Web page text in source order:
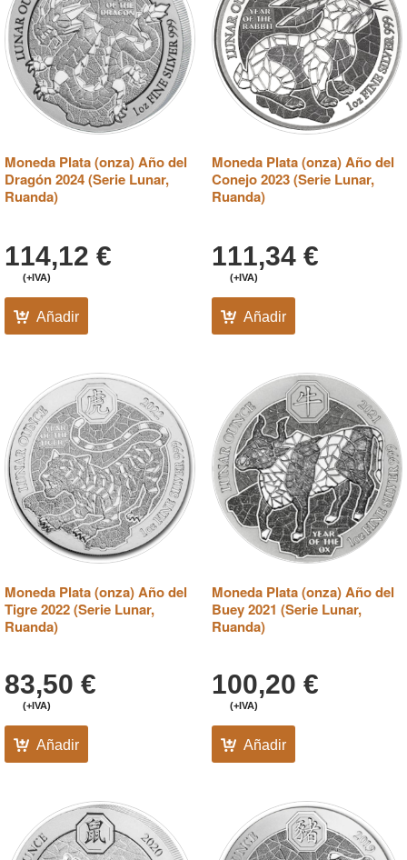
Moneda Plata (onza) Año del
Dragón 2024 (Serie Lunar,
Ruanda)
114,12 €
(+IVA)
Añadir
Moneda Plata (onza) Año del
Conejo 2023 (Serie Lunar,
Ruanda)
111,34 €
(+IVA)
Añadir
Moneda Plata (onza) Año del
Tigre 2022 (Serie Lunar,
Ruanda)
83,50 €
(+IVA)
Añadir
Moneda Plata (onza) Año del
Buey 2021 (Serie Lunar,
Ruanda)
100,20 €
(+IVA)
Añadir